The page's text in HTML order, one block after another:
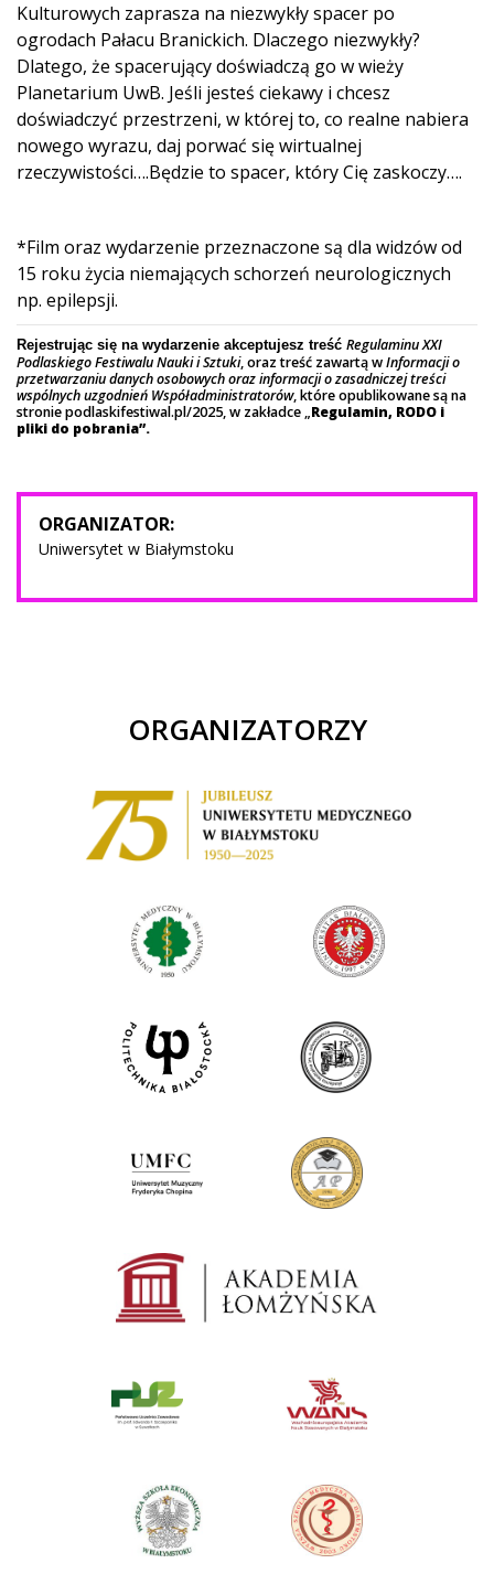
Kulturowych zaprasza na niezwykły spacer po
ogrodach Pałacu Branickich. Dlaczego niezwykły?
Dlatego, że spacerujący doświadczą go w wieży
Planetarium UwB. Jeśli jesteś ciekawy i chcesz
doświadczyć przestrzeni, w której to, co realne nabiera
nowego wyrazu, daj porwać się wirtualnej
rzeczywistości….Będzie to spacer, który Cię zaskoczy….
*Film oraz wydarzenie przeznaczone są dla widzów od
15 roku życia niemających schorzeń neurologicznych
np. epilepsji.
Rejestrując się na wydarzenie akceptujesz treść Regulaminu XXI
Podlaskiego Festiwalu Nauki i Sztuki, oraz treść zawartą wInformacji o
przetwarzaniu danych osobowych oraz informacji o zasadniczej treści
wspólnych uzgodnień Współadministratorów, które opublikowane są na
stronie podlaskifestiwal.pl/2025, w zakładce „Regulamin, RODO i
pliki do pobrania”.
ORGANIZATOR:
Uniwersytet w Białymstoku
ORGANIZATORZY